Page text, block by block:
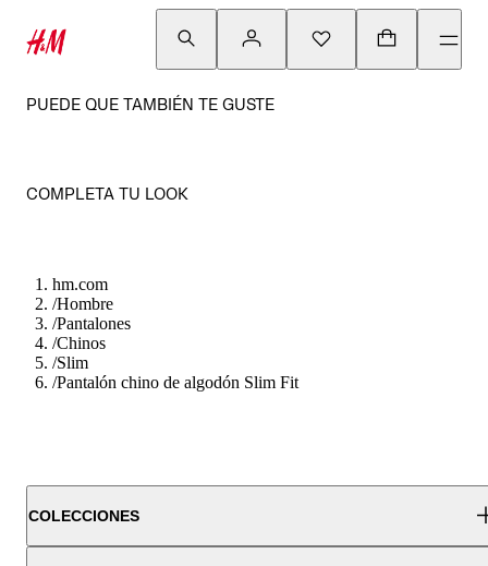
PUEDE QUE TAMBIÉN TE GUSTE
COMPLETA TU LOOK
hm.com
/Hombre
/Pantalones
/Chinos
/Slim
/Pantalón chino de algodón Slim Fit
COLECCIONES